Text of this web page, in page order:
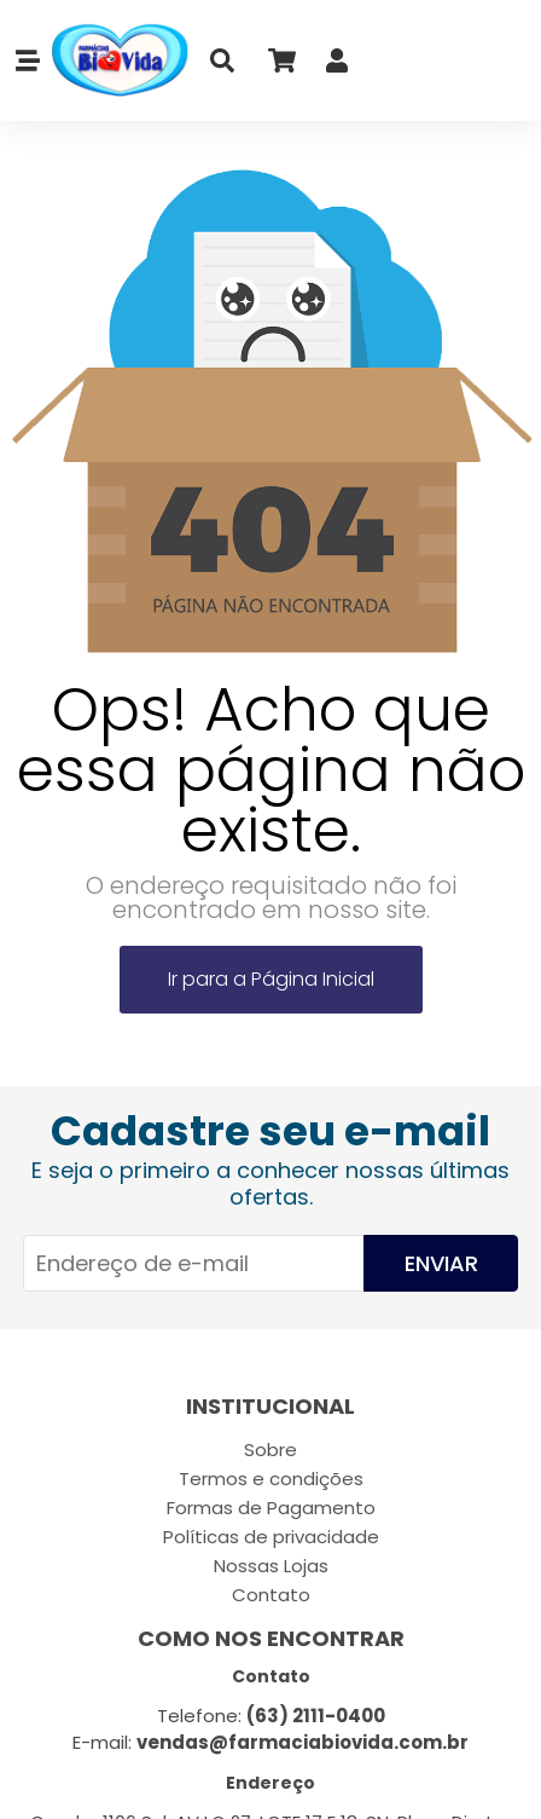
Ops! Acho que
essa página não
existe.
O endereço requisitado não foi
encontrado em nosso site.
Ir para a Página Inicial
Cadastre seu e-mail
E seja o primeiro a conhecer nossas últimas
ofertas.
ENVIAR
INSTITUCIONAL
Sobre
Termos e condições
Formas de Pagamento
Políticas de privacidade
Nossas Lojas
Contato
COMO NOS ENCONTRAR
Contato
Telefone: (63) 2111-0400
E-mail: vendas@farmaciabiovida.com.br
Endereço